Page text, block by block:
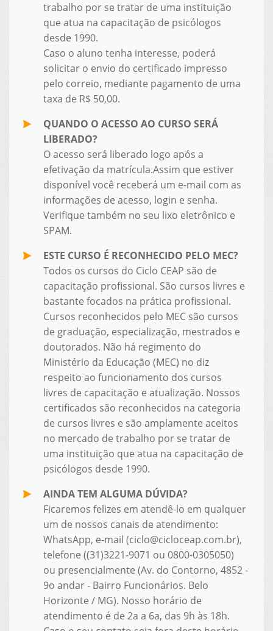
trabalho por se tratar de uma instituição
que atua na capacitação de psicólogos
desde 1990.
Caso o aluno tenha interesse, poderá
solicitar o envio do certificado impresso
pelo correio, mediante pagamento de uma
taxa de R$ 50,00.
QUANDO O ACESSO AO CURSO SERÁ
LIBERADO?
O acesso será liberado logo após a
efetivação da matrícula.Assim que estiver
disponível você receberá um e-mail com as
informações de acesso, login e senha.
Verifique também no seu lixo eletrônico e
SPAM.
ESTE CURSO É RECONHECIDO PELO MEC?
Todos os cursos do Ciclo CEAP são de
capacitação profissional. São cursos livres e
bastante focados na prática profissional.
Cursos reconhecidos pelo MEC são cursos
de graduação, especialização, mestrados e
doutorados. Não há regimento do
Ministério da Educação (MEC) no diz
respeito ao funcionamento dos cursos
livres de capacitação e atualização. Nossos
certificados são reconhecidos na categoria
de cursos livres e são amplamente aceitos
no mercado de trabalho por se tratar de
uma instituição que atua na capacitação de
psicólogos desde 1990.
AINDA TEM ALGUMA DÚVIDA?
Ficaremos felizes em atendê-lo em qualquer
um de nossos canais de atendimento:
WhatsApp, e-mail (ciclo@cicloceap.com.br),
telefone ((31)3221-9071 ou 0800-0305050)
ou presencialmente (Av. do Contorno, 4852 -
9o andar - Bairro Funcionários. Belo
Horizonte / MG). Nosso horário de
atendimento é de 2a a 6a, das 9h às 18h.